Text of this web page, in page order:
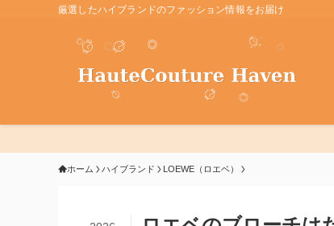
厳選したハイブランドのファッション情報をお届け
ホーム ハイブランド LOEWE（ロエベ）